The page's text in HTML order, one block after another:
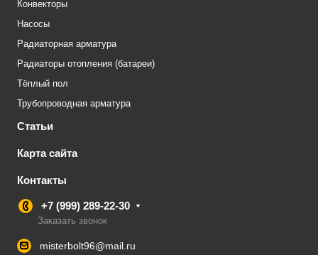
Конвекторы
Насосы
Радиаторная арматура
Радиаторы отопления (батареи)
Тёплый пол
Трубопроводная арматура
Статьи
Карта сайта
Контакты
+7 (999) 289-22-30
Заказать звонок
misterbolt96@mail.ru